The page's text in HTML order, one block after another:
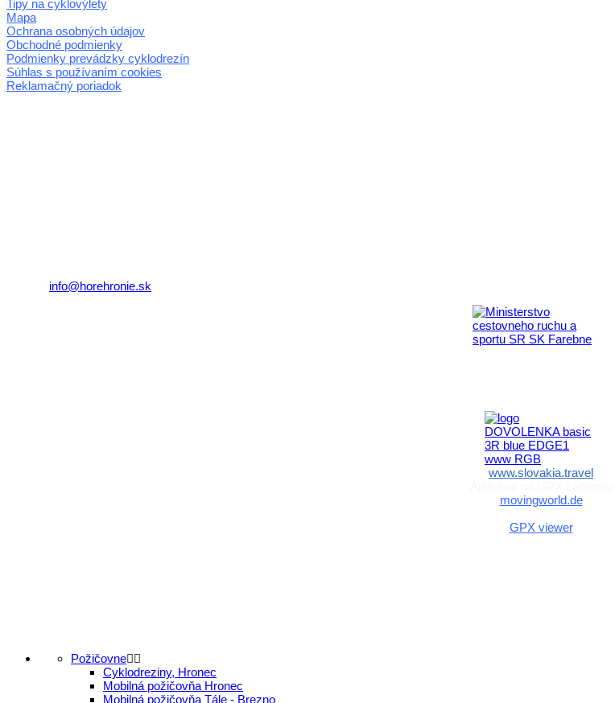
Tipy na cyklovýlety
Mapa
Ochrana osobných údajov
Obchodné podmienky
Podmienky prevádzky cyklodrezín
Súhlas s používaním cookies
Reklamačný poriadok
info@horehronie.sk
www.slovakia.travel
movingworld.de
GPX viewer
Požičovne
Cyklodreziny, Hronec
Mobilná požičovňa Hronec
Mobilná požičovňa Tále - Brezno